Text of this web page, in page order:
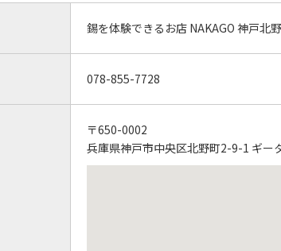
錫を体験できるお店 NAKAGO 神戸北
078-855-7728
〒650-0002
兵庫県神戸市中央区北野町2-9-1 ギー